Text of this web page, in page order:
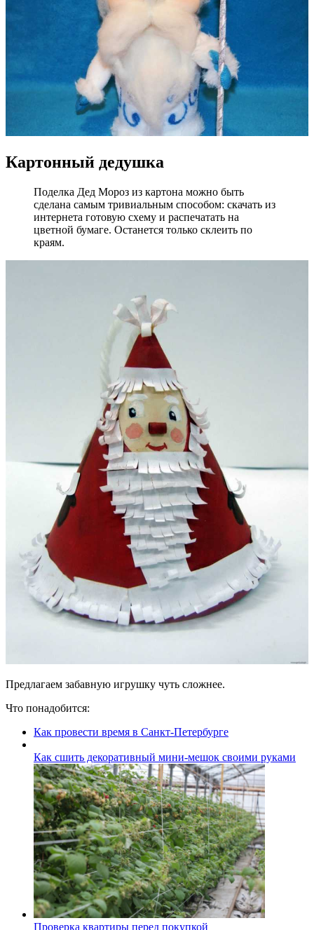
Картонный дедушка
Поделка Дед Мороз из картона можно быть
сделана самым тривиальным способом: скачать из
интернета готовую схему и распечатать на
цветной бумаге. Останется только склеить по
краям.
Предлагаем забавную игрушку чуть сложнее.
Что понадобится:
Как провести время в Санкт-Петербурге
Как сшить декоративный мини-мешок своими руками
Проверка квартиры перед покупкой